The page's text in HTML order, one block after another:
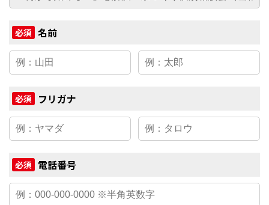
必須 名前
必須 フリガナ
必須 電話番号